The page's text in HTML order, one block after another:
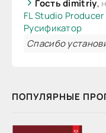
Гость dimitriy,
FL Studio
Русификатор
Спасибо
ПОПУЛЯРНЫЕ